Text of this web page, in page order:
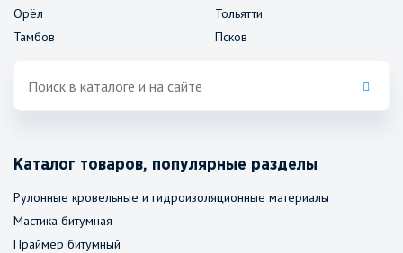
Орёл
Тамбов
Тольятти
Псков
Каталог товаров, популярные разделы
Рулонные кровельные и гидроизоляционные материалы
Мастика битумная
Праймер битумный